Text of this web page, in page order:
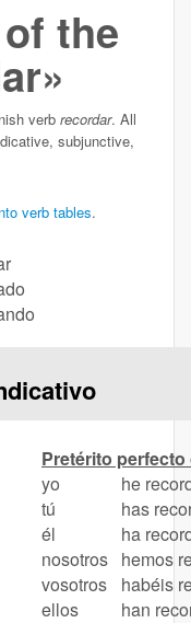
the
verb recordar. All
subjunctive,
verb tables.
Pretérito
yo
he
tú
has
él
ha
nosotros hemos
vosotros
habéis
ellos
han